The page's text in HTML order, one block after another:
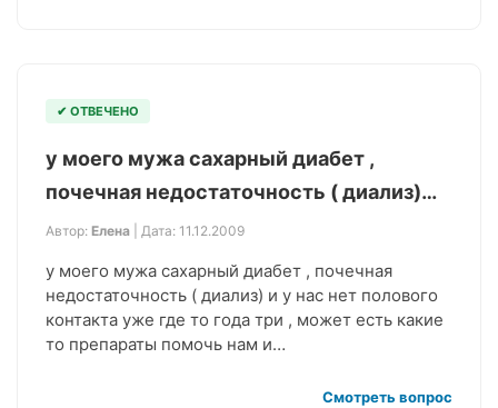
✔ ОТВЕЧЕНО
у моего мужа сахарный диабет ,
почечная недостаточность ( диализ)…
Автор: Елена | Дата: 11.12.2009
у моего мужа сахарный диабет , почечная
недостаточность ( диализ) и у нас нет полового
контакта уже где то года три , может есть какие
то препараты помочь нам и…
Смотреть вопрос